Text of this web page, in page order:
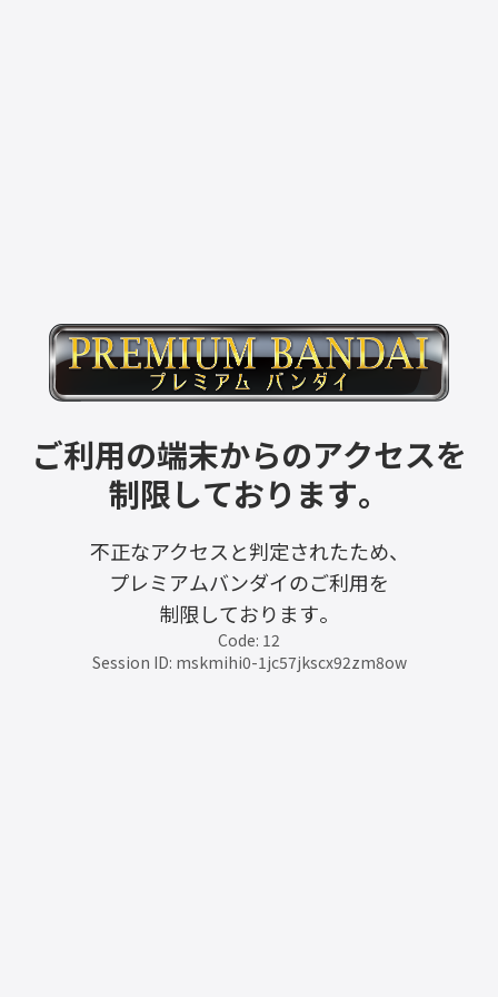
ご利用の端末からのアクセスを
制限しております。
不正なアクセスと判定されたため、
プレミアムバンダイのご利用を
制限しております。
Code: 12
Session ID: mskmihi0-1jc57jkscx92zm8ow